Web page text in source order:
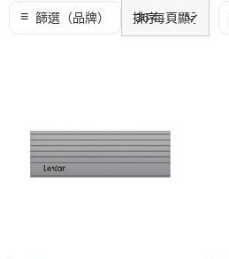
選購時可先確認相機或電腦接口，再
外殼保護和固定方式。